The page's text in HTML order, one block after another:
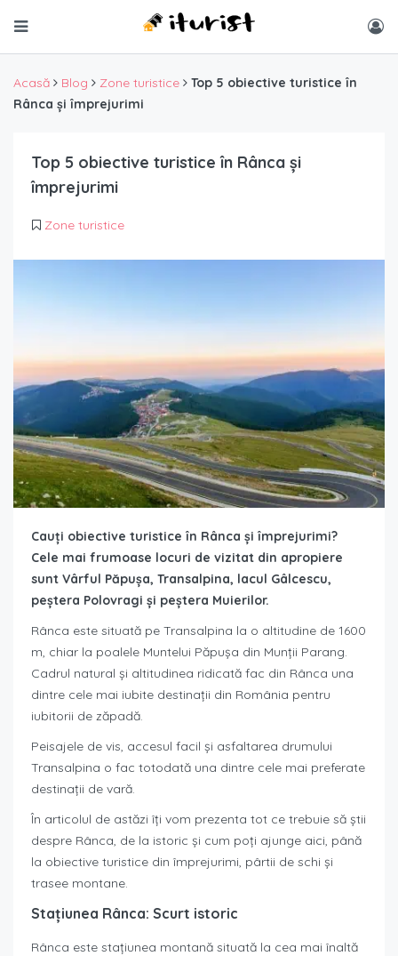
Acasă Blog Zone turistice
Top 5 obiective turistice în
Rânca și împrejurimi
Top 5 obiective turistice în Rânca și
împrejurimi
Zone turistice
Cauți obiective turistice în Rânca și împrejurimi?
Cele mai frumoase locuri de vizitat din apropiere
sunt Vârful Păpușa, Transalpina, lacul Gâlcescu,
peștera Polovragi și peștera Muierilor.
Rânca este situată pe Transalpina la o altitudine de 1600
m, chiar la poalele Muntelui Păpușa din Munții Parang.
Cadrul natural și altitudinea ridicată fac din Rânca una
dintre cele mai iubite destinații din România pentru
iubitorii de zăpadă.
Peisajele de vis, accesul facil și asfaltarea drumului
Transalpina o fac totodată una dintre cele mai preferate
destinații de vară.
În articolul de astăzi îți vom prezenta tot ce trebuie să știi
despre Rânca, de la istoric și cum poți ajunge aici, până
la obiective turistice din împrejurimi, pârtii de schi și
trasee montane.
Stațiunea Rânca: Scurt istoric
Rânca este stațiunea montană situată la cea mai înaltă